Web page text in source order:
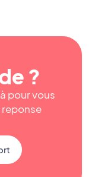
?
pour vous
reponse